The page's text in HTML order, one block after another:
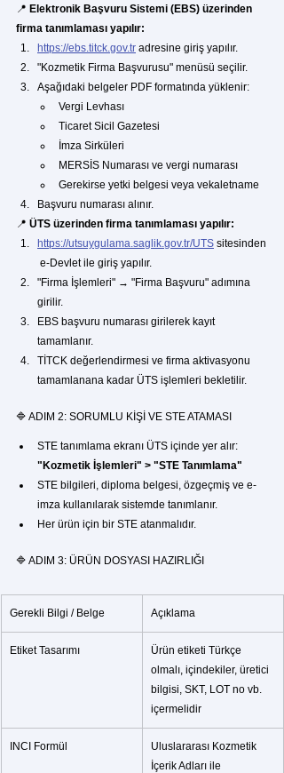
📍 Elektronik Başvuru Sistemi (EBS) üzerinden
firma tanımlaması yapılır:
https://ebs.titck.gov.tr adresine giriş yapılır.
"Kozmetik Firma Başvurusu" menüsü seçilir.
Aşağıdaki belgeler PDF formatında yüklenir:
Vergi Levhası
Ticaret Sicil Gazetesi
İmza Sirküleri
MERSİS Numarası ve vergi numarası
Gerekirse yetki belgesi veya vekaletname
Başvuru numarası alınır.
📍 ÜTS üzerinden firma tanımlaması yapılır:
https://utsuygulama.saglik.gov.tr/UTS sitesinden
e-Devlet ile giriş yapılır.
"Firma İşlemleri" → "Firma Başvuru" adımına
girilir.
EBS başvuru numarası girilerek kayıt
tamamlanır.
TİTCK değerlendirmesi ve firma aktivasyonu
tamamlanana kadar ÜTS işlemleri bekletilir.
🔷 ADIM 2: SORUMLU KİŞİ VE STE ATAMASI
STE tanımlama ekranı ÜTS içinde yer alır:
"Kozmetik İşlemleri" > "STE Tanımlama"
STE bilgileri, diploma belgesi, özgeçmiş ve e-
imza kullanılarak sistemde tanımlanır.
Her ürün için bir STE atanmalıdır.
🔷 ADIM 3: ÜRÜN DOSYASI HAZIRLIĞI
Gerekli Bilgi / Belge Açıklama
Etiket Tasarımı
Ürün etiketi Türkçe
olmalı, içindekiler, üretici
bilgisi, SKT, LOT no vb.
içermelidir
INCI Formül
Uluslararası Kozmetik
İçerik Adları ile